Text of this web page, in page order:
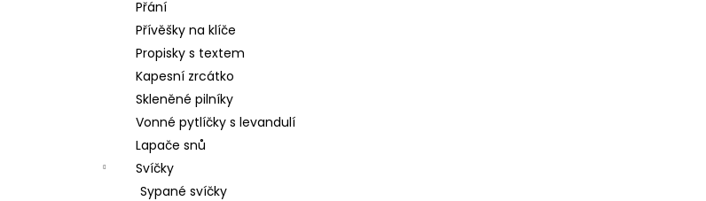
Přání
Přívěšky na klíče
Propisky s textem
Kapesní zrcátko
Skleněné pilníky
Vonné pytlíčky s levandulí
Lapače snů
Svíčky
Sypané svíčky